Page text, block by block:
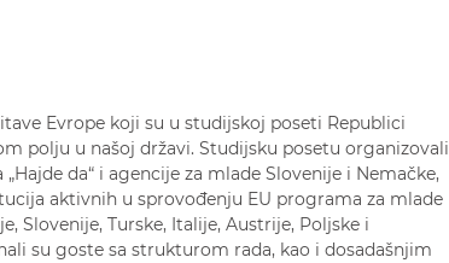
Evrope koji su u studijskoj poseti Republici
polju u našoj državi. Studijsku posetu organizovali
da“ i agencije za mlade Slovenije i Nemačke,
aktivnih u sprovođenju EU programa za mlade
Slovenije, Turske, Italije, Austrije, Poljske i
su goste sa strukturom rada, kao i dosadašnjim